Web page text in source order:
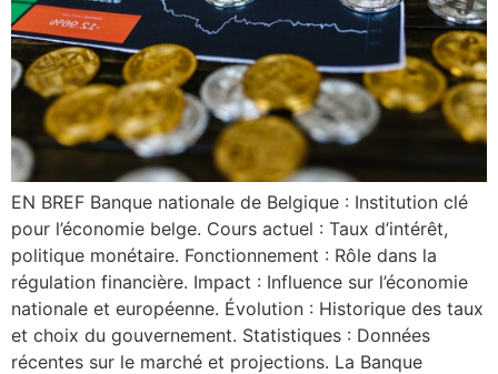
EN BREF Banque nationale de Belgique : Institution clé
pour l’économie belge. Cours actuel : Taux d’intérêt,
politique monétaire. Fonctionnement : Rôle dans la
régulation financière. Impact : Influence sur l’économie
nationale et européenne. Évolution : Historique des taux
et choix du gouvernement. Statistiques : Données
récentes sur le marché et projections. La Banque